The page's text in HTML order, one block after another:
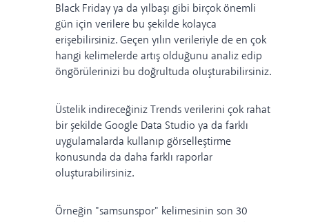
Black Friday ya da yılbaşı gibi birçok önemli
gün için verilere bu şekilde kolayca
erişebilirsiniz. Geçen yılın verileriyle de en çok
hangi kelimelerde artış olduğunu analiz edip
öngörülerinizi bu doğrultuda oluşturabilirsiniz.
Üstelik indireceğiniz Trends verilerini çok rahat
bir şekilde Google Data Studio ya da farklı
uygulamalarda kullanıp görselleştirme
konusunda da daha farklı raporlar
oluşturabilirsiniz.
Örneğin "samsunspor" kelimesinin son 30